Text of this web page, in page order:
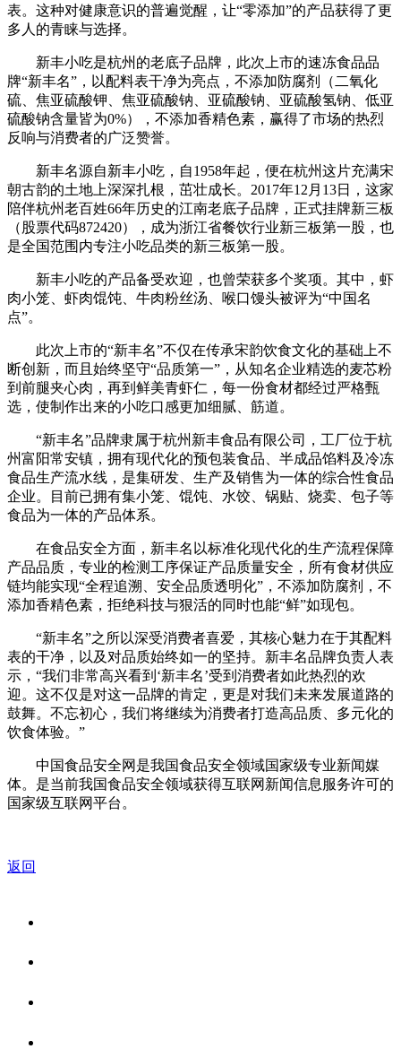
表。这种对健康意识的普遍觉醒，让“零添加”的产品获得了更
多人的青睐与选择。
新丰小吃是杭州的老底子品牌，此次上市的速冻食品品
牌“新丰名”，以配料表干净为亮点，不添加防腐剂（二氧化
硫、焦亚硫酸钾、焦亚硫酸钠、亚硫酸钠、亚硫酸氢钠、低亚
硫酸钠含量皆为0%），不添加香精色素，赢得了市场的热烈
反响与消费者的广泛赞誉。
新丰名源自新丰小吃，自1958年起，便在杭州这片充满宋
朝古韵的土地上深深扎根，茁壮成长。2017年12月13日，这家
陪伴杭州老百姓66年历史的江南老底子品牌，正式挂牌新三板
（股票代码872420），成为浙江省餐饮行业新三板第一股，也
是全国范围内专注小吃品类的新三板第一股。
新丰小吃的产品备受欢迎，也曾荣获多个奖项。其中，虾
肉小笼、虾肉馄饨、牛肉粉丝汤、喉口馒头被评为“中国名
点”。
此次上市的“新丰名”不仅在传承宋韵饮食文化的基础上不
断创新，而且始终坚守“品质第一”，从知名企业精选的麦芯粉
到前腿夹心肉，再到鲜美青虾仁，每一份食材都经过严格甄
选，使制作出来的小吃口感更加细腻、筋道。
“新丰名”品牌隶属于杭州新丰食品有限公司，工厂位于杭
州富阳常安镇，拥有现代化的预包装食品、半成品馅料及冷冻
食品生产流水线，是集研发、生产及销售为一体的综合性食品
企业。目前已拥有集小笼、馄饨、水饺、锅贴、烧卖、包子等
食品为一体的产品体系。
在食品安全方面，新丰名以标准化现代化的生产流程保障
产品品质，专业的检测工序保证产品质量安全，所有食材供应
链均能实现“全程追溯、安全品质透明化”，不添加防腐剂，不
添加香精色素，拒绝科技与狠活的同时也能“鲜”如现包。
“新丰名”之所以深受消费者喜爱，其核心魅力在于其配料
表的干净，以及对品质始终如一的坚持。新丰名品牌负责人表
示，“我们非常高兴看到‘新丰名’受到消费者如此热烈的欢
迎。这不仅是对这一品牌的肯定，更是对我们未来发展道路的
鼓舞。不忘初心，我们将继续为消费者打造高品质、多元化的
饮食体验。”
中国食品安全网是我国食品安全领域国家级专业新闻媒
体。是当前我国食品安全领域获得互联网新闻信息服务许可的
国家级互联网平台。
返回